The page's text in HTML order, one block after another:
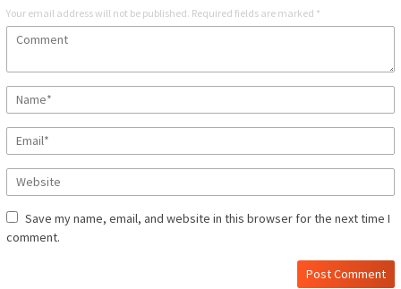
Your email address will not be published. Required fields are marked *
Save my name, email, and website in this browser for the next time I
comment.